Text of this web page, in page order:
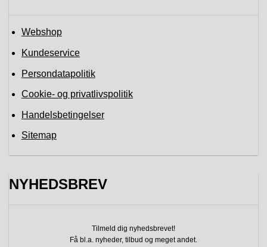
Webshop
Kundeservice
Persondatapolitik
Cookie- og privatlivspolitik
Handelsbetingelser
Sitemap
NYHEDSBREV
Tilmeld dig nyhedsbrevet!
Få bl.a. nyheder, tilbud og meget andet.